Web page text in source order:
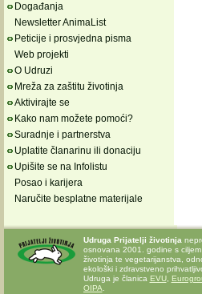
Događanja
Newsletter AnimaList
Peticije i prosvjedna pisma
Web projekti
O Udruzi
Mreža za zaštitu životinja
Aktivirajte se
Kako nam možete pomoći?
Suradnje i partnerstva
Uplatite članarinu ili donaciju
Upišite se na Infolistu
Posao i karijera
Naručite besplatne materijale
Udruga Prijatelji životinja
osnovana 2001. godine s
životinja te vegetarijanstva,
ekološki i zdravstveno
Udruga je članica EVU,
OIPA